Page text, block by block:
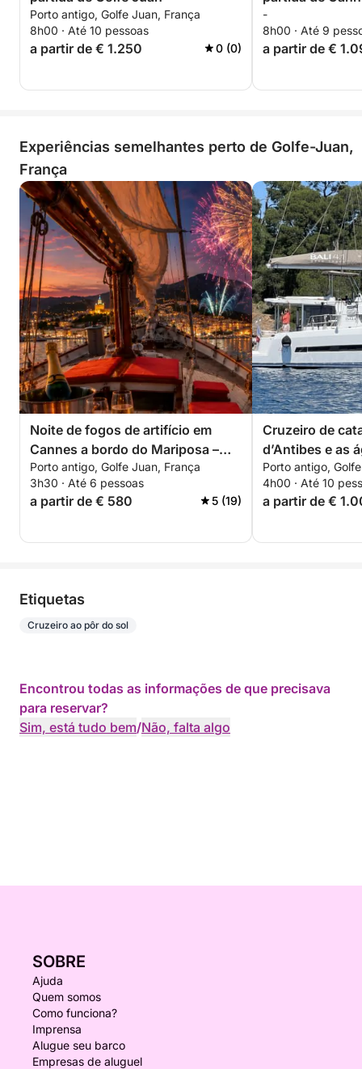
Porto antigo, Golfe Juan, França
8h00 · Até 10 pessoas
a partir de € 1.250 0 (0)
-
8h00 · Até 9
a partir de €
Experiências semelhantes perto de Golfe-Juan,
França
Noite de fogos de artifício em
Cannes a bordo do Mariposa –
Champanhe de cortesia. Apenas
6 noites neste verão: 4, 14 e 22 de
julho 4, 15 e 24 de agosto
Porto antigo, Golfe Juan, França
3h30 · Até 6 pessoas
a partir de € 580 5 (19)
Cruzeiro de
d’Antibes e as
da Riviera
Porto antigo,
4h00 · Até 10
a partir de €
Etiquetas
Cruzeiro ao pôr do sol
Encontrou todas as informações de que precisava
para reservar?
Sim, está tudo bem/Não, falta algo
SOBRE
Ajuda
Quem somos
Como funciona?
Imprensa
Alugue seu barco
Empresas de aluguel